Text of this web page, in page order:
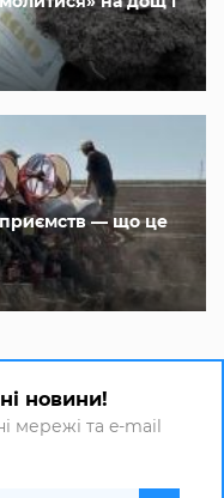
— що це
новини!
мережі та e-mail